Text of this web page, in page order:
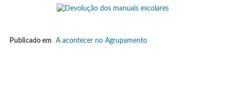
Publicado em A acontecer no Agrupamento